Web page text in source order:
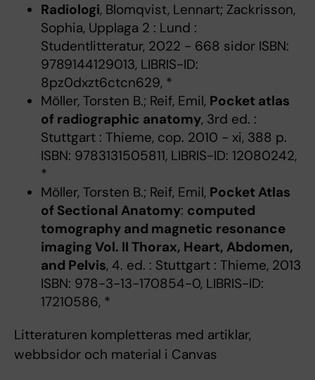
Radiologi, Blomqvist, Lennart; Zackrisson,
Sophia, Upplaga 2 : Lund :
Studentlitteratur, 2022 - 668 sidor ISBN:
9789144129013, LIBRIS-ID:
8pz0dxzt6ctcn629, *
Möller, Torsten B.; Reif, Emil, Pocket atlas
of radiographic anatomy, 3rd ed. :
Stuttgart : Thieme, cop. 2010 - xi, 388 p.
ISBN: 9783131505811, LIBRIS-ID: 12080242,
*
Möller, Torsten B.; Reif, Emil, Pocket Atlas
of Sectional Anatomy: computed
tomography and magnetic resonance
imaging Vol. II Thorax, Heart, Abdomen,
and Pelvis, 4. ed. : Stuttgart : Thieme, 2013
ISBN: 978-3-13-170854-0, LIBRIS-ID:
17210586, *
Litteraturen kompletteras med artiklar,
webbsidor och material i Canvas